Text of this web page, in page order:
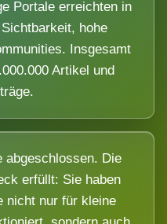
Portale erreichten in
hohe
Insgesamt
Artikel und
abgeschlossen. Die
erfüllt: Sie haben
nicht nur für kleine